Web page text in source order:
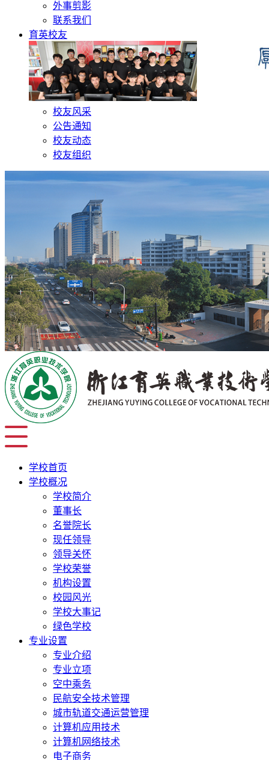
外事剪影
联系我们
育英校友
校友风采
公告通知
校友动态
校友组织
学校首页
学校概况
学校简介
董事长
名誉院长
现任领导
领导关怀
学校荣誉
机构设置
校园风光
学校大事记
绿色学校
专业设置
专业介绍
专业立项
空中乘务
民航安全技术管理
城市轨道交通运营管理
计算机应用技术
计算机网络技术
电子商务